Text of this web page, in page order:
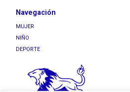
Navegación
MUJER
NIÑO
DEPORTE